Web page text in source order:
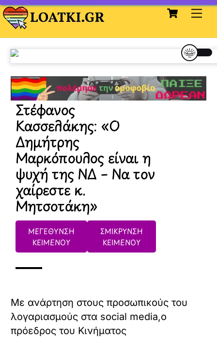
Skip
to
content
Cart
Στέφανος
Κασσελάκης: «Ο
Δημήτρης
Μαρκόπουλος είναι η
ψυχή της ΝΔ – Να τον
χαίρεστε κ.
Μητσοτάκη»
ΜΕΓΕΘΥΝΣΗ
ΚΕΙΜΕΝΟΥ
ΣΜΙΚΡΥΝΣΗ
ΚΕΙΜΕΝΟΥ
Με ανάρτηση στους προσωπικούς του
λογαριασμούς στα social media,ο
πρόεδρος του Κινήματος